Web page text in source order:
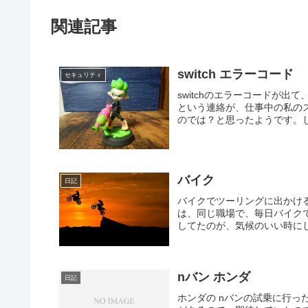
関連記事
セキュリティ switch エラーコード
switchのエラーコードが出て
という連絡が、仕事中の私
のでは？と思ったようです。
日記 バイク
バイクでツーリングに出かけ
は、同じ職場で、毎日バイク
してたのが、気候のいい時
日記 nバン ホンダ
ホンダの nバンの試乗に行っ